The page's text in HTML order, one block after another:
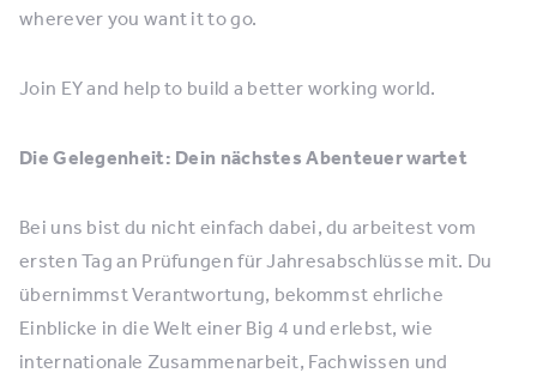
wherever you want it to go.
Join EY and help to build a better working world.
Die Gelegenheit: Dein nächstes Abenteuer wartet
Bei uns bist du nicht einfach dabei, du arbeitest vom
ersten Tag an Prüfungen für Jahresabschlüsse mit. Du
übernimmst Verantwortung, bekommst ehrliche
Einblicke in die Welt einer Big 4 und erlebst, wie
internationale Zusammenarbeit, Fachwissen und